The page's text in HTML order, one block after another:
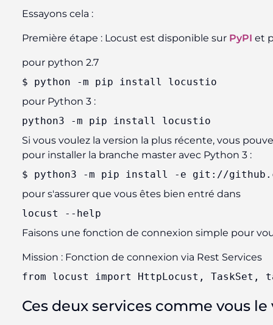
Essayons cela :
Première étape : Locust est disponible sur PyPI et
pour python 2.7
$ python -m pip install locustio
pour Python 3 :
python3 -m pip install
locustio
Si vous voulez la version la plus récente, vous
pour installer la branche master avec Python 3 :
$ python3 -m pip install
-e git://
pour s'assurer que vous êtes bien entré dans
locust
--help
Faisons une fonction de connexion simple pour
Mission : Fonction de connexion via Rest Services
from locust import HttpLocust, TaskSet,
Ces deux services comme vous le